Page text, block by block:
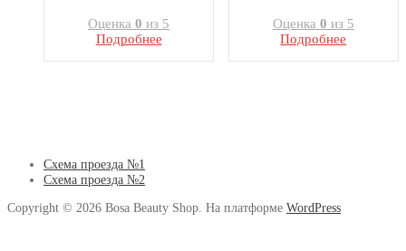
Оценка0 из 5
Подробнее
Оценка 0 из 5
Подробнее
Схема проезда №1
Схема проезда №2
Copyright © 2026 Bosa Beauty Shop. На платформе WordPress